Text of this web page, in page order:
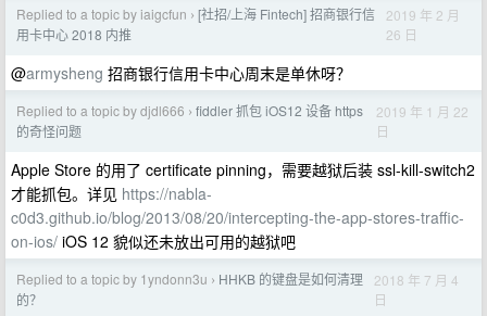
Replied to a topic by iaigcfun › [社招/上海 Fintech] 招商银行信
用卡中心 2018 内推
2019 年 2 月
26 日
@armysheng 招商银行信用卡中心周末是单休呀？
Replied to a topic by djdl666 › fiddler 抓包 iOS12 设备 https
的奇怪问题
2019 年 1 月 22
日
Apple Store 的用了 certificate pinning，需要越狱后装 ssl-kill-switch2
才能抓包。详见 https://nabla-
c0d3.github.io/blog/2013/08/20/intercepting-the-app-stores-traffic-
on-ios/ iOS 12 貌似还未放出可用的越狱吧
Replied to a topic by 1yndonn3u › HHKB 的键盘是如何清理
的？
2018 年 7 月 4
日